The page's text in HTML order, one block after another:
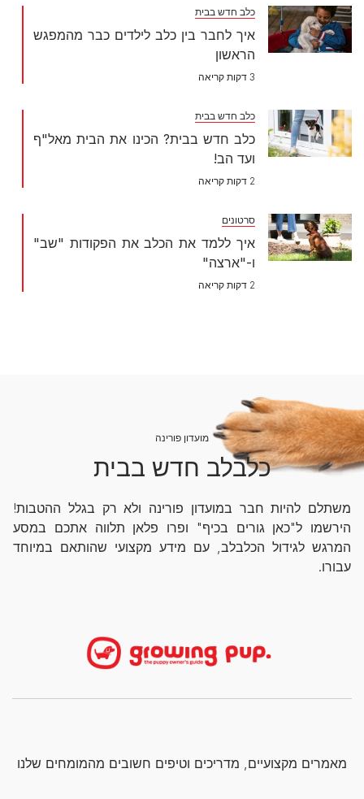
כלב חדש בבית
איך לחבר בין כלב לילדים כבר מהמפגש
הראשון
3 דקות קריאה
כלב חדש בבית
כלב חדש בבית? הכינו את הבית מאל"ף
ועד הב!
2 דקות קריאה
סרטונים
איך ללמד את הכלב את הפקודות "שב"
ו-"ארצה"
2 דקות קריאה
מועדון פורינה
כלבלב חדש בבית
משתלם להיות חבר במועדון פורינה ולא רק בגלל ההטבות!
הירשמו ל"כאן גורים בכיף" ופרו פלאן תלווה אתכם במסע
המרגש לגידול הכלבלב, עם מידע מקצועי שהותאם במיוחד
עבורו.
מאמרים מקצועיים, מדריכים וטיפים חשובים מהמומחים שלנו